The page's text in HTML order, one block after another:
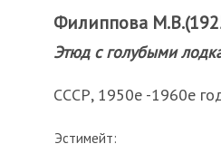
Филиппова
Этюд с голубыми
СССР, 1950е -1960е
Эстимейт: